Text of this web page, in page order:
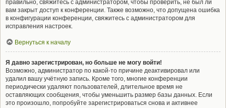
правильно, свяжитесь с администратором, чтобы проверить, не был ли
вам закрыт доступ к конференции. Также возможно, что допущена ошибка
в конфигурации конференции, свяжитесь с администратором для
исправления настроек.
Вернуться к началу
Я давно зарегистрирован, но больше не могу войти!
Возможно, администратор по какой-то причине деактивировал или
удалил вашу учётную запись. Кроме того, многие конференции
периодически удаляют пользователей, длительное время не
оставляющих сообщения, чтобы уменьшить размер базы данных. Если
это произошло, попробуйте зарегистрироваться снова и активнее